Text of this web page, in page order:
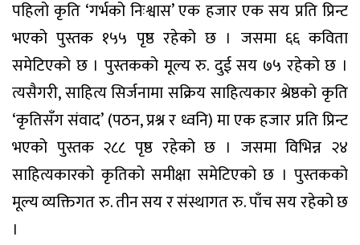
पहिलो कृति ‘गर्भको निःश्वास’ एक हजार एक सय प्रति प्रिन्ट
भएको पुस्तक १५५ पृष्ठ रहेको छ । जसमा ६६ कविता
समेटिएको छ । पुस्तकको मूल्य रु. दुई सय ७५ रहेको छ ।
त्यसैगरी, साहित्य सिर्जनामा सक्रिय साहित्यकार श्रेष्ठको कृति
‘कृतिसँग संवाद’ (पठन, प्रश्न र ध्वनि) मा एक हजार प्रति प्रिन्ट
भएको पुस्तक २८८ पृष्ठ रहेको छ । जसमा विभिन्न २४
साहित्यकारको कृतिको समीक्षा समेटिएको छ । पुस्तकको
मूल्य व्यक्तिगत रु. तीन सय र संस्थागत रु. पाँच सय रहेको छ
।